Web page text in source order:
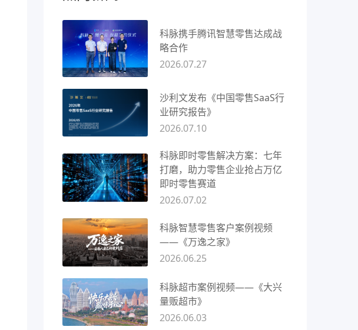
科脉携手腾讯智慧零售达成战
略合作
2026.07.27
沙利文发布《中国零售SaaS行
业研究报告》
2026.07.10
科脉即时零售解决方案：七年
打磨，助力零售企业抢占万亿
即时零售赛道
2026.07.02
科脉智慧零售客户案例视频
——《万逸之家》
2026.06.25
科脉超市案例视频——《大兴
量贩超市》
2026.06.03